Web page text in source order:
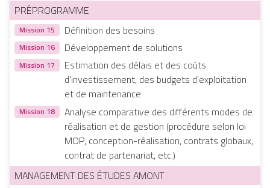
PRÉPROGRAMME
Mission 15 Définition des besoins
Mission 16 Développement de solutions
Mission 17
Estimation des délais et des coûts
d'investissement, des budgets d'exploitation
et de maintenance
Mission 18
Analyse comparative des différents modes de
réalisation et de gestion (procédure selon loi
MOP, conception-réalisation, contrats globaux,
contrat de partenariat, etc.)
MANAGEMENT DES ÉTUDES AMONT